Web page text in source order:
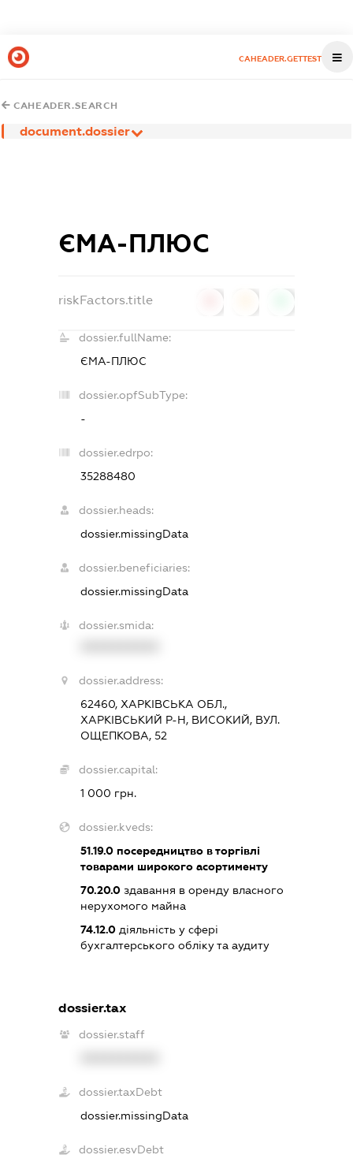
CAHEADER.GETTEST
CAHEADER.SEARCH
document.dossier
ЄМА-ПЛЮС
riskFactors.title
dossier.fullName:
ЄМА-ПЛЮС
dossier.opfSubType:
-
dossier.edrpo:
35288480
dossier.heads:
dossier.missingData
dossier.beneficiaries:
dossier.missingData
dossier.smida:
dossier.address:
62460, ХАРКІВСЬКА ОБЛ.,
ХАРКІВСЬКИЙ Р-Н, ВИСОКИЙ, ВУЛ.
ОЩЕПКОВА, 52
dossier.capital:
1 000 грн.
dossier.kveds:
51.19.0 посередництво в торгівлі
товарами широкого асортименту
70.20.0 здавання в оренду власного
нерухомого майна
74.12.0 діяльність у сфері
бухгалтерського обліку та аудиту
dossier.tax
dossier.staff
dossier.taxDebt
dossier.missingData
dossier.esvDebt